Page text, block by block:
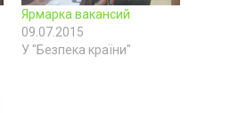
Ярмарка вакансий
09.07.2015
У "Безпека країни"